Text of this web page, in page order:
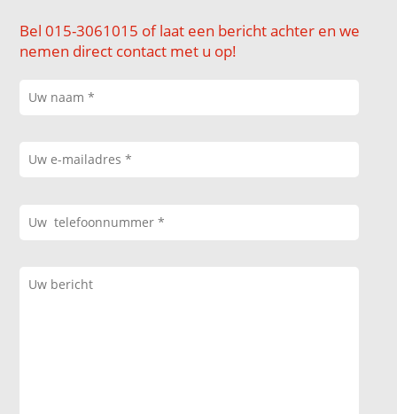
Bel 015-3061015 of laat een bericht achter en we
nemen direct contact met u op!